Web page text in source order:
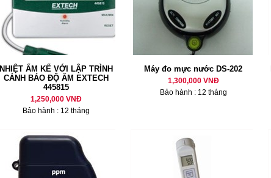
NHIỆT ẨM KẾ VỚI LẬP TRÌNH
CẢNH BÁO ĐỘ ẨM EXTECH
445815
1,250,000 VNĐ
Bảo hành : 12 tháng
Máy đo mực nước DS-202
1,300,000 VNĐ
Bảo hành : 12 tháng